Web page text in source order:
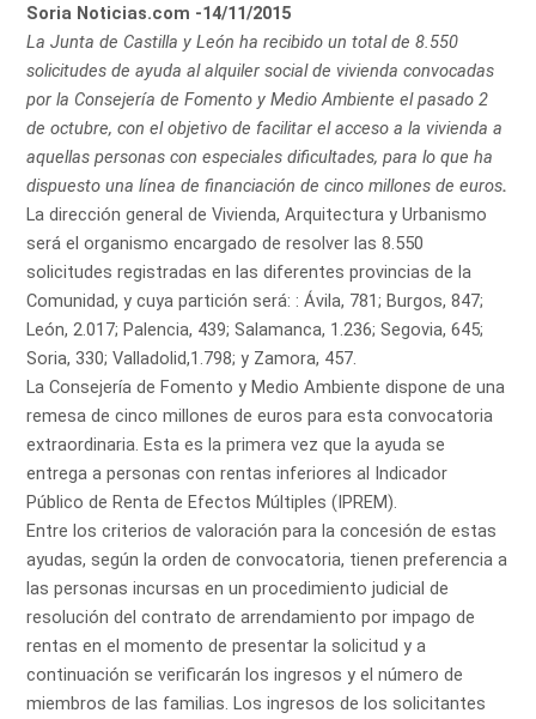
Soria Noticias.com -14/11/2015
La Junta de Castilla y León ha recibido un total de 8.550
solicitudes de ayuda al alquiler social de vivienda convocadas
por la Consejería de Fomento y Medio Ambiente el pasado 2
de octubre, con el objetivo de facilitar el acceso a la vivienda a
aquellas personas con especiales dificultades, para lo que ha
dispuesto una línea de financiación de cinco millones de euros.
La dirección general de Vivienda, Arquitectura y Urbanismo
será el organismo encargado de resolver las 8.550
solicitudes registradas en las diferentes provincias de la
Comunidad, y cuya partición será: : Ávila, 781; Burgos, 847;
León, 2.017; Palencia, 439; Salamanca, 1.236; Segovia, 645;
Soria, 330; Valladolid,1.798; y Zamora, 457.
La Consejería de Fomento y Medio Ambiente dispone de una
remesa de cinco millones de euros para esta convocatoria
extraordinaria. Esta es la primera vez que la ayuda se
entrega a personas con rentas inferiores al Indicador
Público de Renta de Efectos Múltiples (IPREM).
Entre los criterios de valoración para la concesión de estas
ayudas, según la orden de convocatoria, tienen preferencia a
las personas incursas en un procedimiento judicial de
resolución del contrato de arrendamiento por impago de
rentas en el momento de presentar la solicitud y a
continuación se verificarán los ingresos y el número de
miembros de las familias. Los ingresos de los solicitantes